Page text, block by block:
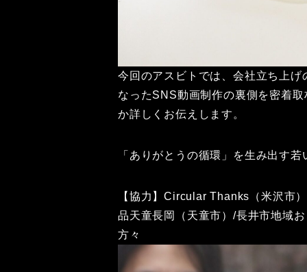
今回のアスビトでは、会社立ち上
なったSNS動画制作の裏側を密着
か詳しくお伝えします。
「ありがとうの循環」を生み出す
【協力】Circular Thanks（米沢市
品天童長岡（天童市）/長井市地域
方々